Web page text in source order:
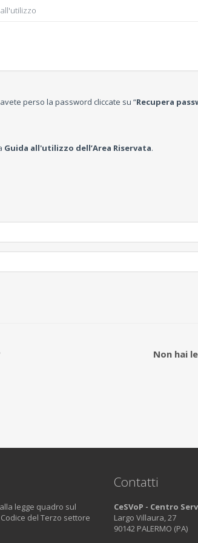
perso la password cliccate su “Recupera
Guida all'utilizzo dell’Area Riservata.
Non hai
legge quadro sul
del Terzo settore
Contatti
CeSVoP - Centro
Largo Villaura, 27
90142 PALERMO (PA)